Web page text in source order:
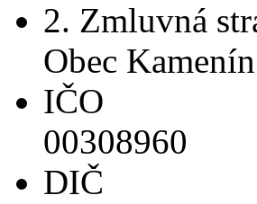
2. Zmluvná
Obec Kamenín
IČO
00308960
DIČ